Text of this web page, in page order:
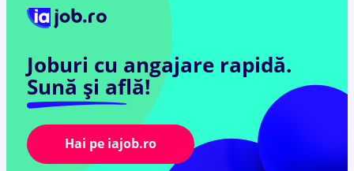
Joburi cu angajare rapidă.
Sună și află!
Hai pe iajob.ro